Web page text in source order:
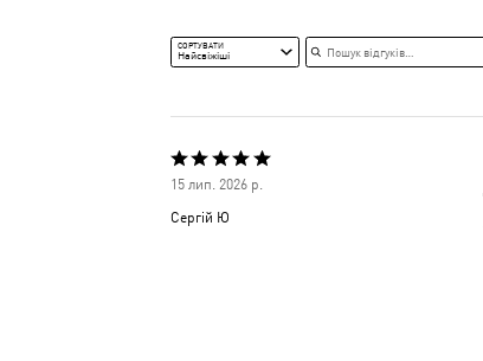
СОРТУВАТИ
Найсвіжіші
Пошук відгуків
Оцінено
15 лип. 2026 р.
Сергій Ю